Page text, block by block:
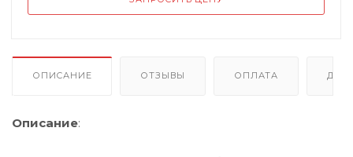
ОПИСАНИЕ ОТЗЫВЫ ОПЛАТА
Описание: